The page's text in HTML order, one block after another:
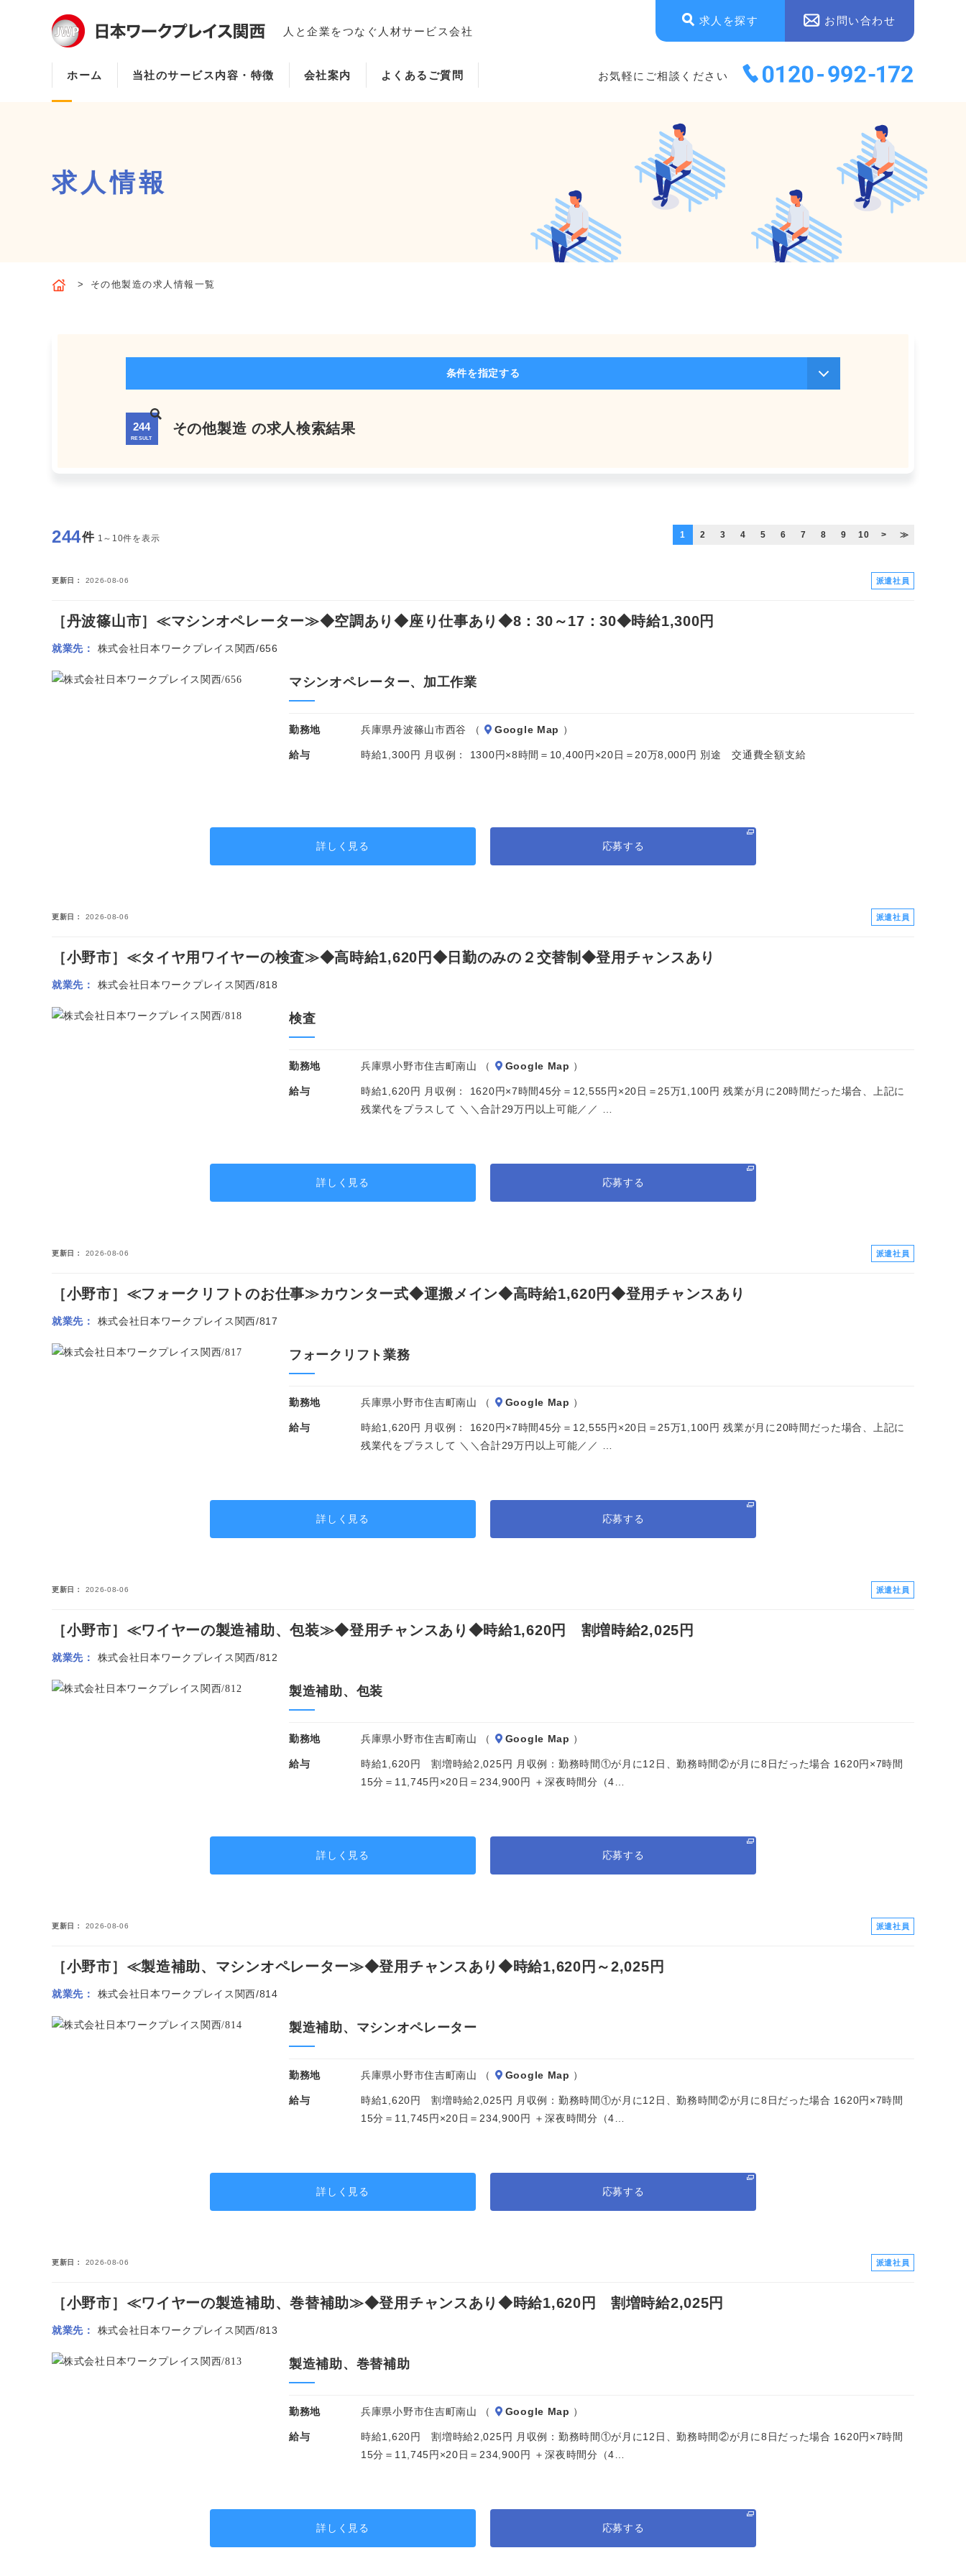
人と企業をつなぐ人材サービス会社
求人を探す お問い合わせ
ホーム 当社のサービス内容・特徴 会社案内 よくあるご質問 お気軽にご相談ください
当社のサービス内容・特徴
よくあるご質問
求人情報
その他製造の求人情報一覧
条件を指定する
244
RESULT
その他製造 の求人検索結果
244件 1～10件を表示 1 2 3 4 5 6 7 8 9 10 > ≫
更新日 2026-08-06 派遣社員
［丹波篠山市］≪マシンオペレーター≫◆空調あり◆座り仕事あり◆8：30～17：30◆時給1,300円
就業先 株式会社日本ワークプレイス関西/656
マシンオペレーター、加工作業
勤務地 兵庫県丹波篠山市西谷 （ Google Map ）
給与 時給1,300円 月収例： 1300円×8時間＝10,400円×20日＝20万8,000円 別途 交通費全額支給
詳しく見る 応募する
更新日 2026-08-06 派遣社員
［小野市］≪タイヤ用ワイヤーの検査≫◆高時給1,620円◆日勤のみの２交替制◆登用チャンスあり
就業先 株式会社日本ワークプレイス関西/818
検査
勤務地 兵庫県小野市住吉町南山 （ Google Map ）
給与
時給1,620円 月収例： 1620円×7時間45分＝12,555円×20日＝25万1,100円 残業が月に20時間だった場合、上記に
残業代をプラスして ＼＼合計29万円以上可能／／ …
詳しく見る 応募する
更新日 2026-08-06 派遣社員
［小野市］≪フォークリフトのお仕事≫カウンター式◆運搬メイン◆高時給1,620円◆登用チャンスあり
就業先 株式会社日本ワークプレイス関西/817
フォークリフト業務
勤務地 兵庫県小野市住吉町南山 （ Google Map ）
給与
時給1,620円 月収例： 1620円×7時間45分＝12,555円×20日＝25万1,100円 残業が月に20時間だった場合、上記に
残業代をプラスして ＼＼合計29万円以上可能／／ …
詳しく見る 応募する
更新日 2026-08-06 派遣社員
［小野市］≪ワイヤーの製造補助、包装≫◆登用チャンスあり◆時給1,620円 割増時給2,025円
就業先 株式会社日本ワークプレイス関西/812
製造補助、包装
勤務地 兵庫県小野市住吉町南山 （ Google Map ）
給与
時給1,620円 割増時給2,025円 月収例：勤務時間①が月に12日、勤務時間②が月に8日だった場合 1620円×7時間
15分＝11,745円×20日＝234,900円 ＋深夜時間分（4…
詳しく見る 応募する
更新日 2026-08-06 派遣社員
［小野市］≪製造補助、マシンオペレーター≫◆登用チャンスあり◆時給1,620円～2,025円
就業先 株式会社日本ワークプレイス関西/814
製造補助、マシンオペレーター
勤務地 兵庫県小野市住吉町南山 （ Google Map ）
給与
時給1,620円 割増時給2,025円 月収例：勤務時間①が月に12日、勤務時間②が月に8日だった場合 1620円×7時間
15分＝11,745円×20日＝234,900円 ＋深夜時間分（4…
詳しく見る 応募する
更新日 2026-08-06 派遣社員
［小野市］≪ワイヤーの製造補助、巻替補助≫◆登用チャンスあり◆時給1,620円 割増時給2,025円
就業先 株式会社日本ワークプレイス関西/813
製造補助、巻替補助
勤務地 兵庫県小野市住吉町南山 （ Google Map ）
給与
時給1,620円 割増時給2,025円 月収例：勤務時間①が月に12日、勤務時間②が月に8日だった場合 1620円×7時間
15分＝11,745円×20日＝234,900円 ＋深夜時間分（4…
詳しく見る 応募する